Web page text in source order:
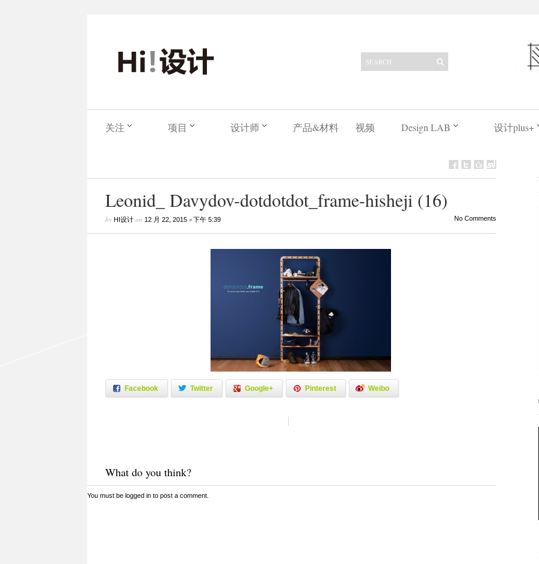
关注 项目 设计师 产品&材料 视频 Design LAB 设计plus+
Leonid_ Davydov-dotdotdot_frame-hisheji (16)
by HI设计on 12 月 22, 2015•下午 5:39 No Comments
Facebook Twitter Google+ Pinterest Weibo
What do you think?
You must be logged into post a comment.